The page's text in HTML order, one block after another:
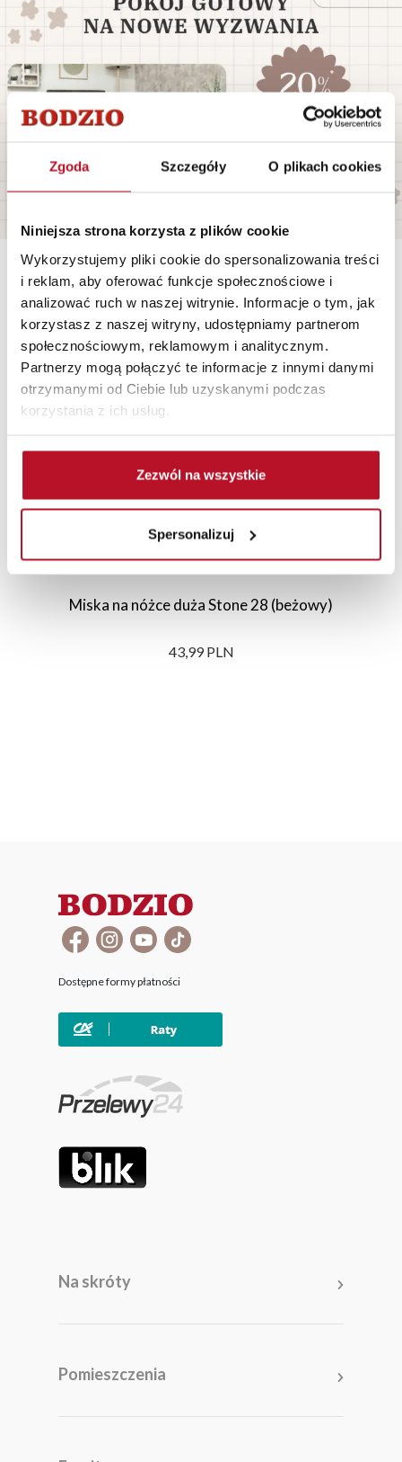
Zgoda Szczegóły O plikach cookies
Niniejsza strona korzysta z plików cookie
Wykorzystujemy pliki cookie do spersonalizowania treści
i reklam, aby oferować funkcje społecznościowe i
analizować ruch w naszej witrynie. Informacje o tym, jak
korzystasz z naszej witryny, udostępniamy partnerom
społecznościowym, reklamowym i analitycznym.
Partnerzy mogą połączyć te informacje z innymi danymi
otrzymanymi od Ciebie lub uzyskanymi podczas
korzystania z ich usług.
Zezwól na wszystkie
Spersonalizuj
Polecane Nowości Sale
Miska na nóżce duża Stone 28 (beżowy)
43,99 PLN
Dostępne formy płatności
Na skróty
Pomieszczenia